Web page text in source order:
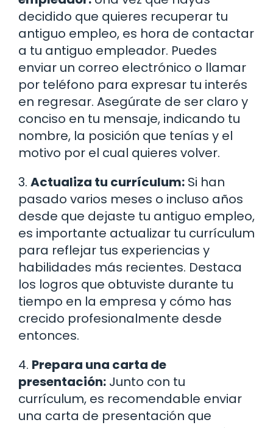
decidido que quieres recuperar tu
antiguo empleo, es hora de contactar
a tu antiguo empleador. Puedes
enviar un correo electrónico o llamar
por teléfono para expresar tu interés
en regresar. Asegúrate de ser claro y
conciso en tu mensaje, indicando tu
nombre, la posición que tenías y el
motivo por el cual quieres volver.
3. Actualiza tu currículum: Si han
pasado varios meses o incluso años
desde que dejaste tu antiguo empleo,
es importante actualizar tu currículum
para reflejar tus experiencias y
habilidades más recientes. Destaca
los logros que obtuviste durante tu
tiempo en la empresa y cómo has
crecido profesionalmente desde
entonces.
4. Prepara una carta de
presentación: Junto con tu
currículum, es recomendable enviar
una carta de presentación que